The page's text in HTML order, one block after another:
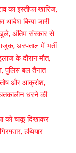
का इस्तीफा खारिज,
आदेश किया जारी
अंतिम संस्कार से
अस्पताल में भर्ती
के दौरान मौत,
पुलिस बल तैनात
और आक्रोश,
धरने की
को चाकू दिखाकर
हथियार